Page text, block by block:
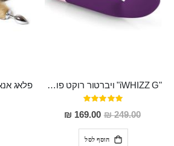
"iWHIZZ G" ויברטור רוקט פוקט קלאסי נטען בעל 10 מהירויות מסיליקון רפואי מיוחד לנקודת ה-G
דירוג:
100%
249.00 ₪
מחיר
מבצע
169.00 ₪
הוסף לסל